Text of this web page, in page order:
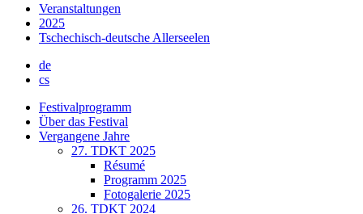
Veranstaltungen
2025
Tschechisch-deutsche Allerseelen
de
cs
Festivalprogramm
Über das Festival
Vergangene Jahre
27. TDKT 2025
Résumé
Programm 2025
Fotogalerie 2025
26. TDKT 2024